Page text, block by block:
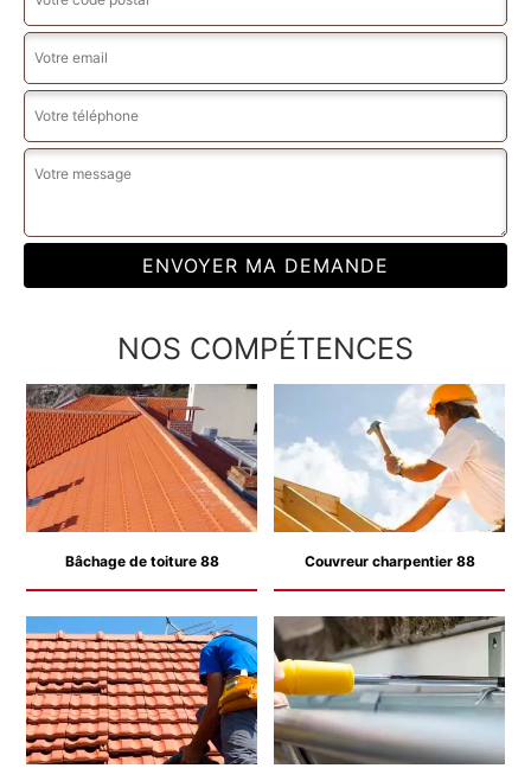
NOS COMPÉTENCES
Bâchage de toiture 88 Couvreur charpentier 88